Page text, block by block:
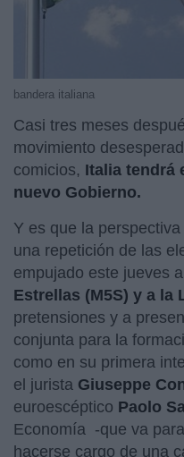
bandera italiana
Casi tres meses
movimiento
comicios, Italia tendrá
nuevo Gobierno.
Y es que la
una repetición de las
empujado este jueves
Estrellas (M5S) y a la
pretensiones y a
conjunta para la
como en su primera
el jurista Giuseppe
euroescéptico Paolo
Economía -que va para
hacerse cargo de una